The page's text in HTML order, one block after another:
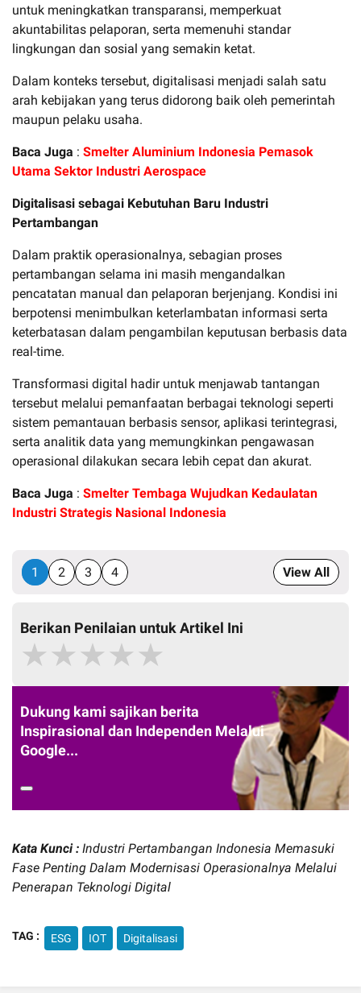
untuk meningkatkan transparansi, memperkuat
akuntabilitas pelaporan, serta memenuhi standar
lingkungan dan sosial yang semakin ketat.
Dalam konteks tersebut, digitalisasi menjadi salah satu
arah kebijakan yang terus didorong baik oleh pemerintah
maupun pelaku usaha.
Baca Juga : Smelter Aluminium Indonesia Pemasok
Utama Sektor Industri Aerospace
Digitalisasi sebagai Kebutuhan Baru Industri
Pertambangan
Dalam praktik operasionalnya, sebagian proses
pertambangan selama ini masih mengandalkan
pencatatan manual dan pelaporan berjenjang. Kondisi ini
berpotensi menimbulkan keterlambatan informasi serta
keterbatasan dalam pengambilan keputusan berbasis data
real-time.
Transformasi digital hadir untuk menjawab tantangan
tersebut melalui pemanfaatan berbagai teknologi seperti
sistem pemantauan berbasis sensor, aplikasi terintegrasi,
serta analitik data yang memungkinkan pengawasan
operasional dilakukan secara lebih cepat dan akurat.
Baca Juga : Smelter Tembaga Wujudkan Kedaulatan
Industri Strategis Nasional Indonesia
1 2 3 4 View All
Berikan Penilaian untuk Artikel Ini
★★★★★
Dukung kami sajikan berita
Inspirasional dan Independen Melalui
Google...
Kata Kunci : Industri Pertambangan Indonesia Memasuki
Fase Penting Dalam Modernisasi Operasionalnya Melalui
Penerapan Teknologi Digital
TAG : ESG IOT Digitalisasi